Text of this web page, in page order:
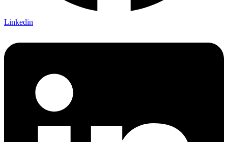
Linkedin